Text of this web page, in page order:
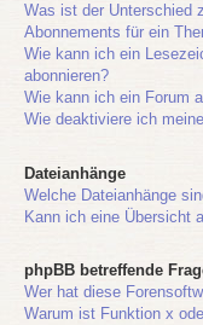
Was ist der Unterschied
Abonnements für ein
Wie kann ich ein
abonnieren?
Wie kann ich ein Forum
Wie deaktiviere ich
Dateianhänge
Welche Dateianhänge
Kann ich eine Übersicht
phpBB betreffende
Wer hat diese
Warum ist Funktion x